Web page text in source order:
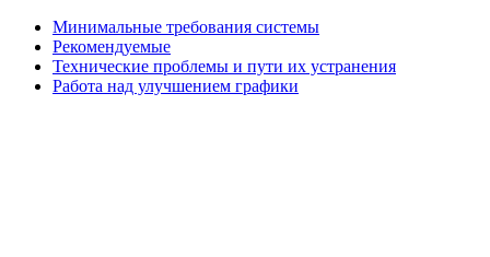
Минимальные требования системы
Рекомендуемые
Технические проблемы и пути их устранения
Работа над улучшением графики